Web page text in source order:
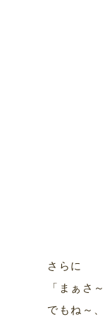
さらに
「まぁさ
でもね～